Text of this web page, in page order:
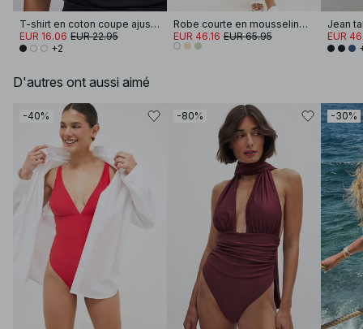
T-shirt en coton coupe ajustée à encolure cheminée
EUR 16.06 EUR 22.95
+2
Robe courte en mousseline brodée à manches longues
EUR 46.16 EUR 65.95
Jean
EUR
D'autres ont aussi aimé
-40% -80% -30%